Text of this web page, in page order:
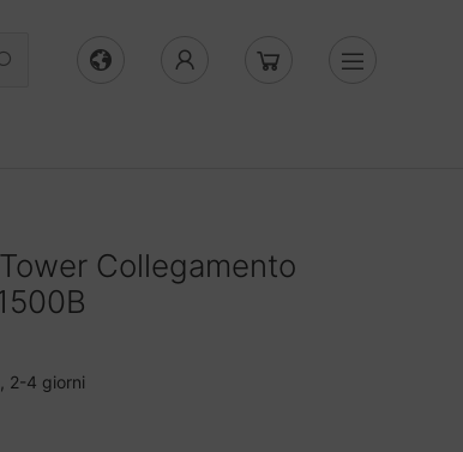
Collegamento
2-4 giorni